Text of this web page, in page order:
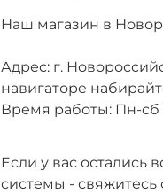
Наш магазин в
Адрес: г.
навигаторе
Время работы: Пн-сб
Если у вас
системы - свяжитесь